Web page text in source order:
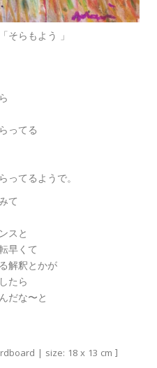
そらもよう 」
ってる
ってるようで。
て
スと
早くて
解釈とかが
たら
だな〜と
| size: 18 x 13 cm ]